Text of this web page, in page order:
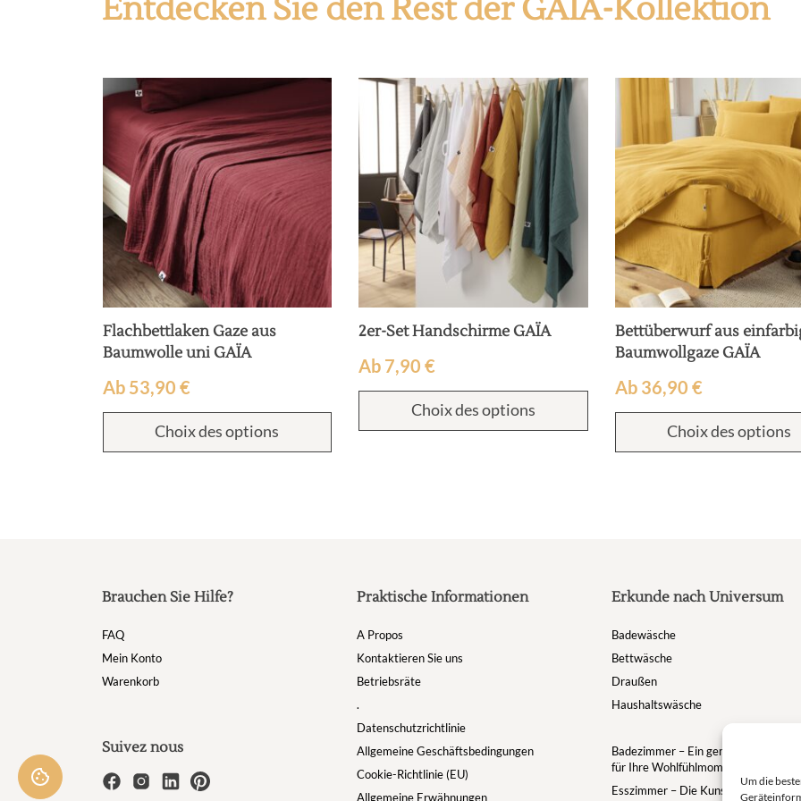
Um die
Entdecken Sie den Rest der GAÏA-Kollektion
Flachbettlaken Gaze aus
Baumwolle uni GAÏA
Ab 53,90 €
Choix des options
2er-Set Handschirme GAÏA
Ab 7,90 €
Choix des options
Bettüberwurf aus
Baumwollgaze GAÏA
Ab 36,90 €
Choix des options
Brauchen Sie Hilfe?
FAQ
Mein Konto
Warenkorb
Suivez nous
Praktische Informationen
A Propos
Kontaktieren Sie uns
Betriebsräte
.
Datenschutzrichtlinie
Allgemeine Geschäftsbedingungen
Cookie-Richtlinie (EU)
Allgemeine Erwähnungen
Erkunde nach Universum
Badewäsche
Bettwäsche
Draußen
Haushaltswäsche
Badezimmer – Ein gemütlicher
für Ihre Wohlfühlmomente
Esszimmer – Die Kunst des gedeckten